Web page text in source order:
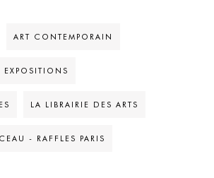
ART CONTEMPORAIN
EXPOSITIONS
LA LIBRAIRIE DES ARTS
- RAFFLES PARIS